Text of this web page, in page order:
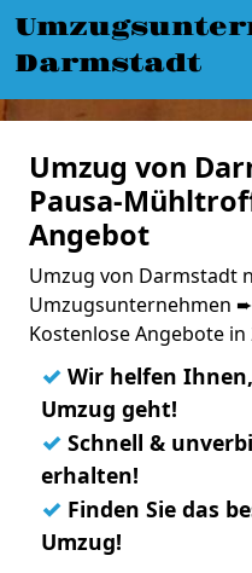
Darmstadt
Umzug von
Pausa-
Angebot
Umzug von Darmstadt
Umzugsunternehmen
Kostenlose Angebote in
✓ Wir helfen
Umzug geht!
✓ Schnell &
erhalten!
✓ Finden Sie das
Umzug!